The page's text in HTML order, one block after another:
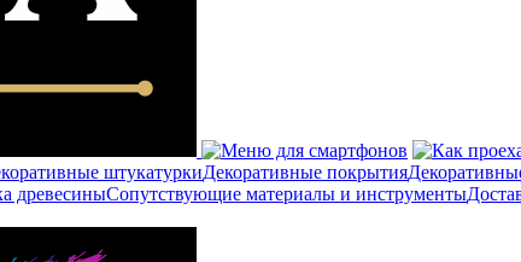
штукатуркиДекоративные покрытия
древесиныСопутствующие материалы и инструменты